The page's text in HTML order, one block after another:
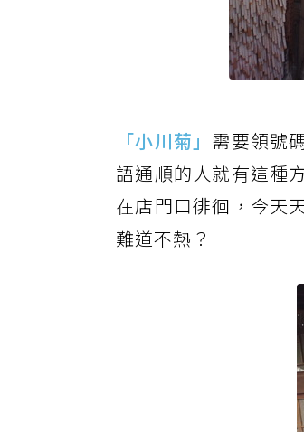
「小川菊」 需要領號
語通順的人就有這種
在店門口徘徊，今天
難道不熱？